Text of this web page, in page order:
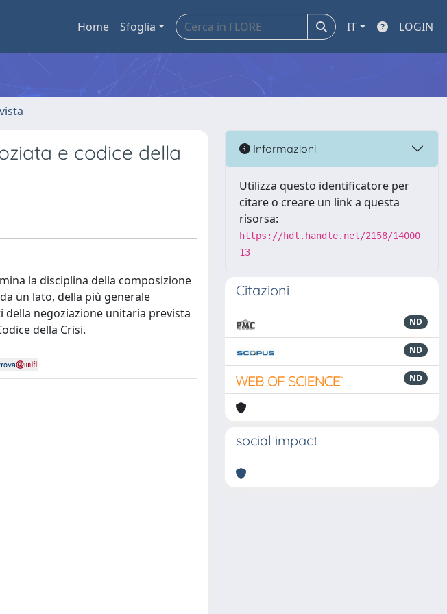
Home Sfoglia IT LOGIN
e codice della
la disciplina della composizione
un lato, della più generale
della negoziazione unitaria prevista
della Crisi.
Informazioni
Utilizza questo identificatore per
citare o creare un link a questa
risorsa:
https://hdl.handle.net/2158/14000
13
Citazioni
ND
ND
ND
social impact